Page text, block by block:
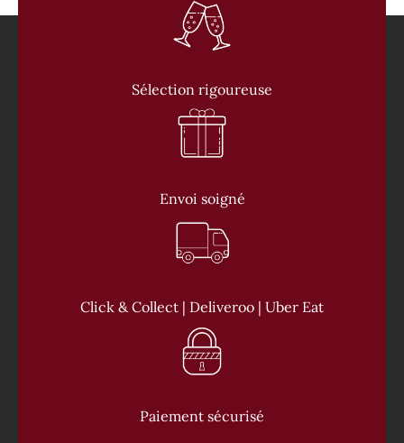
Sélection rigoureuse
Envoi soigné
Click & Collect | Deliveroo | Uber Eat
Paiement sécurisé